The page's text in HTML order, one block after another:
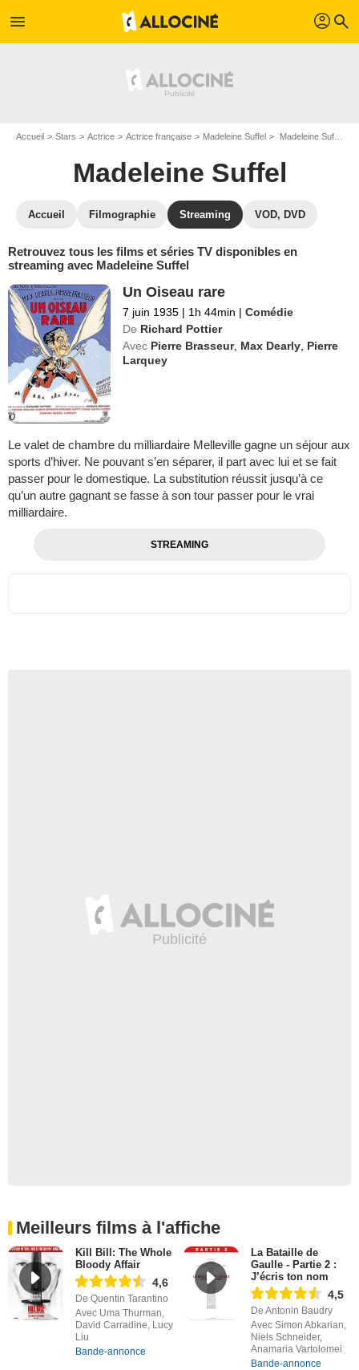
menu profil search
Accueil Stars Actrice Actrice française Madeleine Suffel Madeleine Suffel : Films et séries online
Madeleine Suffel
Accueil Filmographie Streaming VOD, DVD
Retrouvez tous les films et séries TV disponibles en
streaming avec Madeleine Suffel
Un Oiseau rare
7 juin 1935 | 1h 44min | Comédie
De Richard Pottier
Avec Pierre Brasseur, Max Dearly Pierre
Larquey
Le valet de chambre du milliardaire Melleville gagne un séjour aux
sports d’hiver. Ne pouvant s’en séparer, il part avec lui et se fait
passer pour le domestique. La substitution réussit jusqu’à ce
qu’un autre gagnant se fasse à son tour passer pour le vrai
milliardaire.
STREAMING
Meilleurs films à l'affiche
Kill Bill: The Whole
Bloody Affair
4,6
De Quentin Tarantino
Avec Uma Thurman,
David Carradine, Lucy
Liu
Bande-annonce
La Bataille de
Gaulle - Partie 2 :
J’écris ton nom
4,5
De Antonin Baudry
Avec Simon Abkarian,
Niels Schneider,
Anamaria Vartolomei
Bande-annonce